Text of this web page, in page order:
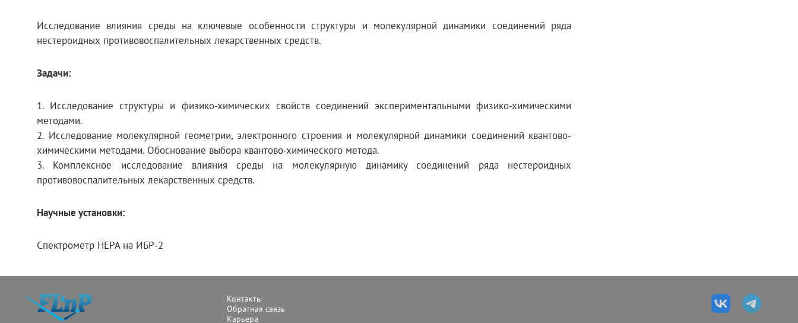
Исследование влияния среды на ключевые особенности структуры и молекулярной динамики соединений ряда
нестероидных противовоспалительных лекарственных средств.
Задачи:
1. Исследование структуры и физико-химических свойств соединений экспериментальными физико-химическими
методами.
2. Исследование молекулярной геометрии, электронного строения и молекулярной динамики соединений квантово-
химическими методами. Обоснование выбора квантово-химического метода.
3. Комплексное исследование влияния среды на молекулярную динамику соединений ряда нестероидных
противовоспалительных лекарственных средств.
Научные установки:
Спектрометр НЕРА на ИБР-2
Контакты
Обратная связь
Карьера